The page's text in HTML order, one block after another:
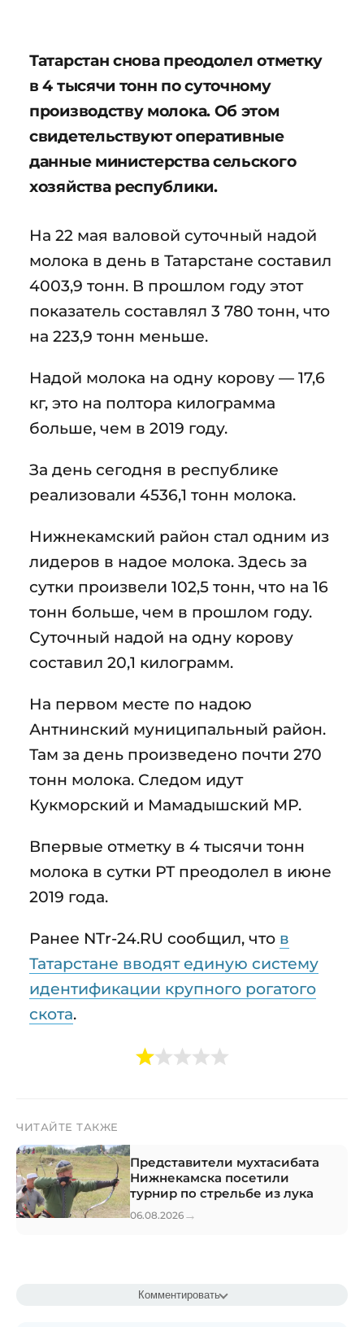
Татарстан снова преодолел отметку
в 4 тысячи тонн по суточному
производству молока. Об этом
свидетельствуют оперативные
данные министерства сельского
хозяйства республики.
На 22 мая валовой суточный надой
молока в день в Татарстане составил
4003,9 тонн. В прошлом году этот
показатель составлял 3 780 тонн, что
на 223,9 тонн меньше.
Надой молока на одну корову — 17,6
кг, это на полтора килограмма
больше, чем в 2019 году.
За день сегодня в республике
реализовали 4536,1 тонн молока.
Нижнекамский район стал одним из
лидеров в надое молока. Здесь за
сутки произвели 102,5 тонн, что на 16
тонн больше, чем в прошлом году.
Суточный надой на одну корову
составил 20,1 килограмм.
На первом месте по надою
Антнинский муниципальный район.
Там за день произведено почти 270
тонн молока. Следом идут
Кукморский и Мамадышский МР.
Впервые отметку в 4 тысячи тонн
молока в сутки РТ преодолел в июне
2019 года.
Ранее NTr-24.RU сообщил, что в
Татарстане вводят единую систему
идентификации крупного рогатого
скота.
ЧИТАЙТЕ ТАКЖЕ
Представители мухтасибата
Нижнекамска посетили
турнир по стрельбе из лука
06.08.2026 →
Комментировать